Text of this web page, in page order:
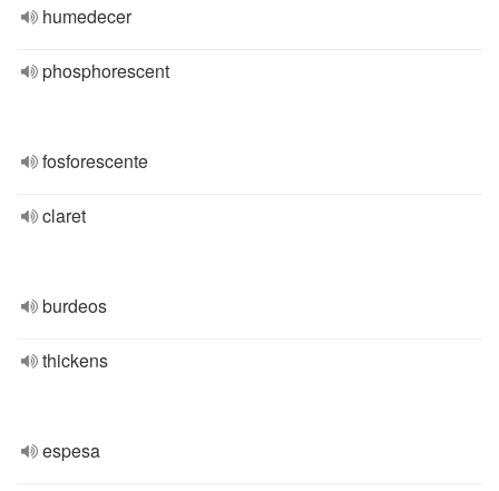
humedecer
phosphorescent
fosforescente
claret
burdeos
thickens
espesa